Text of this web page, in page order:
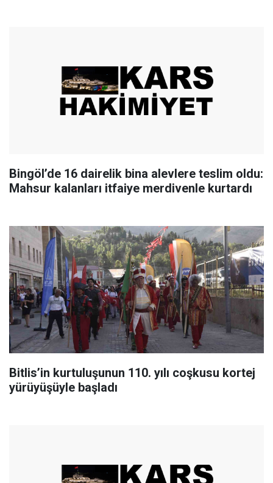
Bingöl’de 16 dairelik bina alevlere teslim oldu:
Mahsur kalanları itfaiye merdivenle kurtardı
Bitlis’in kurtuluşunun 110. yılı coşkusu kortej
yürüyüşüyle başladı